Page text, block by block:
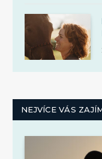
NEJVÍCE VÁS